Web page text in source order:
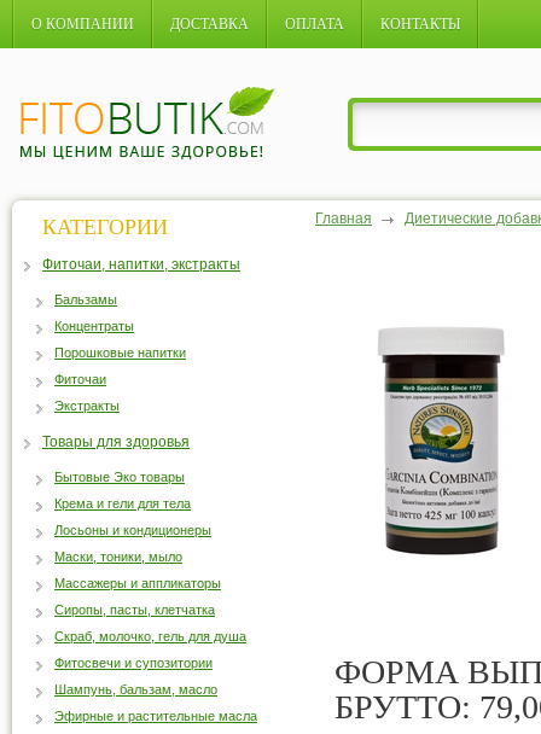
О КОМПАНИИ ДОСТАВКА ОПЛАТА КОНТАКТЫ
Главная Диетические
ФОРМА
БРУТТО:
КАТЕГОРИИ
Фиточаи, напитки, экстракты
Бальзамы
Концентраты
Порошковые напитки
Фиточаи
Экстракты
Товары для здоровья
Бытовые Эко товары
Крема и гели для тела
Лосьоны и кондиционеры
Маски, тоники, мыло
Массажеры и аппликаторы
Сиропы, пасты, клетчатка
Скраб, молочко, гель для душа
Фитосвечи и супозитории
Шампунь, бальзам, масло
Эфирные и растительные масла